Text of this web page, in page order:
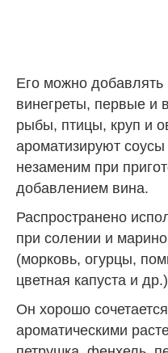
Его можно
винегреты, первые и
рыбы, птицы, круп и
ароматизируют
незаменим при
добавлением вина.
Распространено
при солении и
(морковь, огурцы,
цветная капуста и
Он хорошо
ароматическими